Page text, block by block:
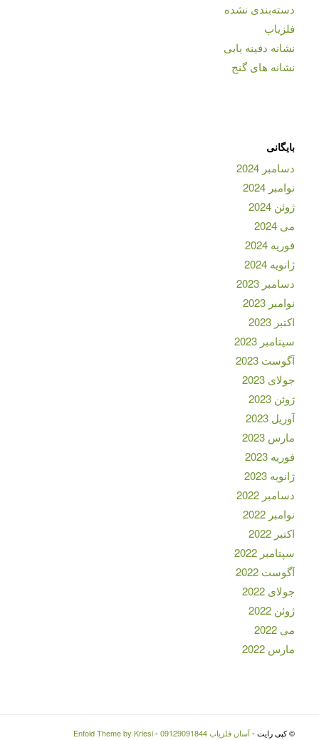
دسته‌بندی نشده
فلزیاب
نشانه دفینه یابی
نشانه های گنج
بایگانی
دسامبر 2024
نوامبر 2024
ژوئن 2024
می 2024
فوریه 2024
ژانویه 2024
دسامبر 2023
نوامبر 2023
اکتبر 2023
سپتامبر 2023
آگوست 2023
جولای 2023
ژوئن 2023
آوریل 2023
مارس 2023
فوریه 2023
ژانویه 2023
دسامبر 2022
نوامبر 2022
اکتبر 2022
سپتامبر 2022
آگوست 2022
جولای 2022
ژوئن 2022
می 2022
مارس 2022
© کپی رایت -آسان فلزیاب 09129091844 -
Enfold Theme by Kriesi